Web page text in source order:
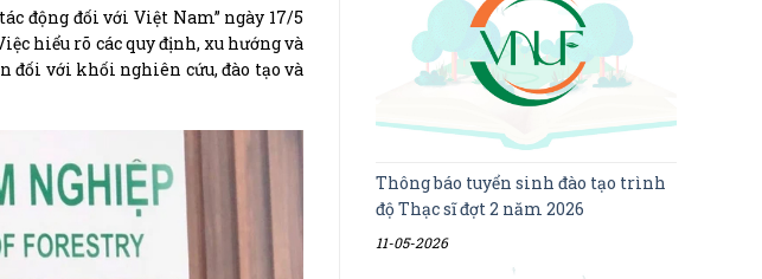
động đối với Việt Nam” ngày 17/5
hiểu rõ các quy định, xu hướng và
đối với khối nghiên cứu, đào tạo và
Thông báo tuyển sinh đào tạo trình
độ Thạc sĩ đợt 2 năm 2026
11-05-2026